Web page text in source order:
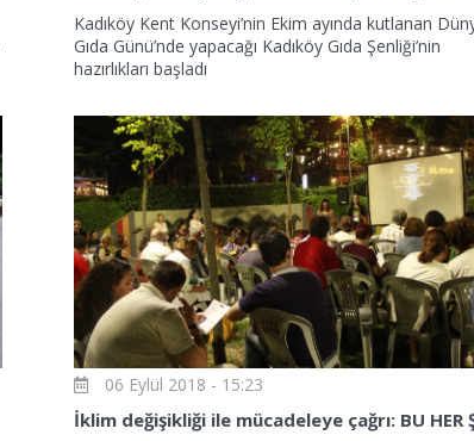
Kadıköy Kent Konseyi’nin Ekim ayında kutlanan
Gıda Günü’nde yapacağı Kadıköy Gıda Şenliği’nin
hazırlıkları başladı
06 Eylül 2018 - 15:23
Haftanın Sinevizyonu Haftanın Pusulası